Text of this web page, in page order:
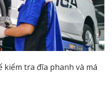
kiểm tra đĩa phanh và má